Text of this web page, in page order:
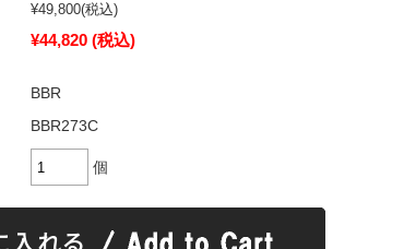
¥49,800(税込)
¥44,820 (税込)
BBR
BBR273C
個